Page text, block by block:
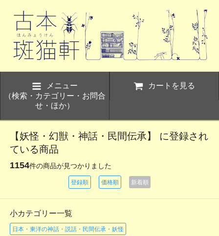
メニュー
（検索・カテゴリー・お問合
せ・ほか）
カートを見る
【妖怪・幻獣・神話・民間伝承】 に登録され
ている商品
1154件の商品が見つかりました
登録順 価格順 新着順
小カテゴリー一覧
日本・東洋の神話・説話・民間伝承・妖怪